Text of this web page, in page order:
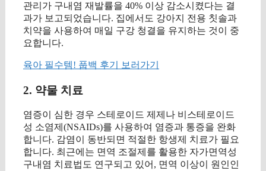
관리가 구내염 재발률을 40% 이상 감소시켰다는 결
과가 보고되었습니다. 집에서도 강아지 전용 칫솔과
치약을 사용하여 매일 구강 청결을 유지하는 것이 중
요합니다.
육아 필수템! 풉백 후기 보러가기
2. 약물 치료
염증이 심한 경우 스테로이드 제제나 비스테로이드
성 소염제(NSAIDs)를 사용하여 염증과 통증을 완화
합니다. 감염이 동반되면 적절한 항생제 치료가 필요
합니다. 최근에는 면역 조절제를 활용한 자가면역성
구내염 치료법도 연구되고 있어, 면역 이상이 원인인